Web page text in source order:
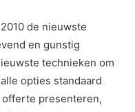
de nieuwste
en gunstig
technieken om
opties standaard
offerte presenteren,